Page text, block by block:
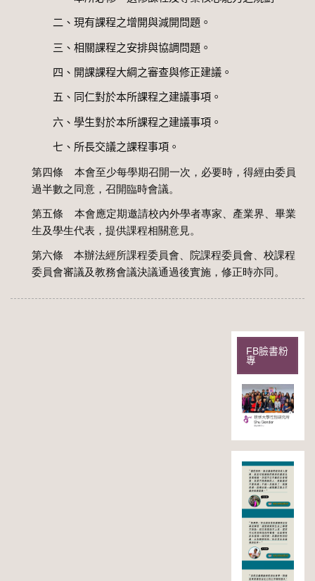
二、現有課程之增開與減開問題。
三、相關課程之安排與協調問題。
四、開課課程大綱之審查與修正建議。
五、同仁對於本所課程之建議事項。
六、學生對於本所課程之建議事項。
七、所長交議之課程事項。
第四條本會至少每學期召開一次，必要時，得經由委員
過半數之同意，召開臨時會議。
第五條本會應定期邀請校內外學者專家、產業界、畢業
生及學生代表，提供課程相關意見。
第六條 本辦法經所課程委員會、院課程委員會、校課程
委員會審議及教務會議決議通過後實施，修正時亦同。
FB臉書粉
專